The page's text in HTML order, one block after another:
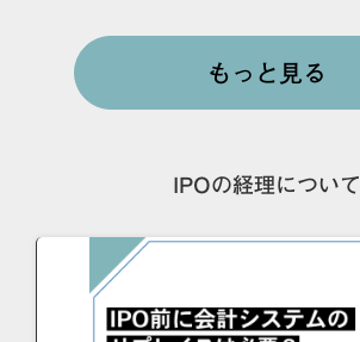
もっと見る
IPOの経理について